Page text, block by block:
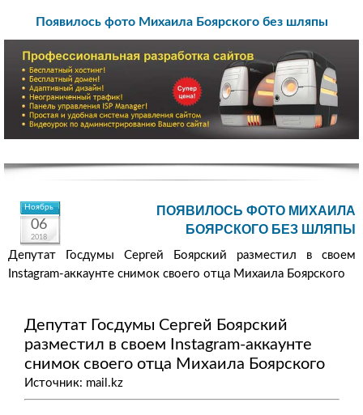
Появилось фото Михаила Боярского без шляпы
Ноябрь
06
2018
ПОЯВИЛОСЬ ФОТО МИХАИЛА
БОЯРСКОГО БЕЗ ШЛЯПЫ
Депутат Госдумы Сергей Боярский разместил в своем
Instagram-аккаунте снимок своего отца Михаила Боярского
Депутат Госдумы Сергей Боярский
разместил в своем Instagram-аккаунте
снимок своего отца Михаила Боярского
Источник: mail.kz